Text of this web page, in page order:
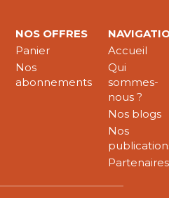
NOS OFFRES
Panier
Nos
abonnements
Accueil
Qui
sommes-
nous ?
Nos blogs
Nos
Partenaires